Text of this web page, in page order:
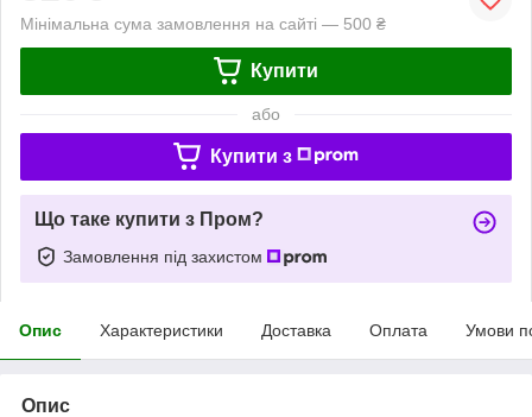
Мінімальна сума замовлення на сайті — 500 ₴
Купити
або
Купити з
Що таке купити з Пром?
Замовлення під захистом
Опис Характеристики Доставка Оплата Умови
Опис